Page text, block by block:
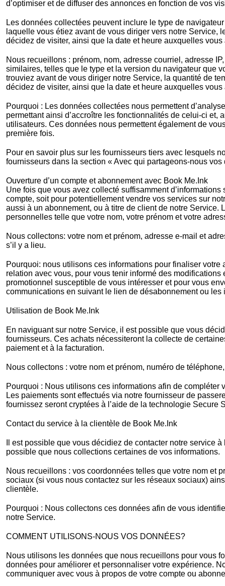
d’optimiser et de diffuser des annonces en fonction de vos
Les données collectées peuvent inclure le type de
laquelle vous étiez avant de vous diriger vers notre Service,
décidez de visiter, ainsi que la date et heure auxquelles
Nous recueillons : prénom, nom, adresse courriel, adresse
similaires, telles que le type et la version du navigateur que
trouviez avant de vous diriger notre Service, la quantité de
décidez de visiter, ainsi que la date et heure auxquelles
Pourquoi : Les données collectées nous permettent
permettant ainsi d’accroître les fonctionnalités de celui-ci et,
utilisateurs. Ces données nous permettent également de
première fois.
Pour en savoir plus sur les fournisseurs tiers avec lesquels
fournisseurs dans la section « Avec qui partageons-nous
Ouverture d’un compte et abonnement avec Book Me.Ink
Une fois que vous avez collecté suffisamment
compte, soit pour potentiellement vendre vos services sur
aussi à un abonnement, ou à titre de client de notre
personnelles telle que votre nom, votre prénom et votre
Nous collectons: votre nom et prénom, adresse e-mail et
s’il y a lieu.
Pourquoi: nous utilisons ces informations pour finaliser
relation avec vous, pour vous tenir informé des
promotionnel susceptible de vous intéresser et pour vous
communications en suivant le lien de désabonnement ou
Utilisation de Book Me.Ink
En naviguant sur notre Service, il est possible que vous
fournisseurs. Ces achats nécessiteront la collecte de
paiement et à la facturation.
Nous collectons : votre nom et prénom, numéro de
Pourquoi : Nous utilisons ces informations afin de compléter
Les paiements sont effectués via notre fournisseur de
fournissez seront cryptées à l’aide de la technologie Secure
Contact du service à la clientèle de Book Me.Ink
Il est possible que vous décidiez de contacter notre service
possible que nous collections certaines de vos informations.
Nous recueillons : vos coordonnées telles que votre nom et
sociaux (si vous nous contactez sur les réseaux sociaux)
clientèle.
Pourquoi : Nous collectons ces données afin de vous
notre Service.
COMMENT UTILISONS-NOUS VOS DONNÉES?
Nous utilisons les données que nous recueillons pour vous
données pour améliorer et personnaliser votre expérience.
communiquer avec vous à propos de votre compte ou